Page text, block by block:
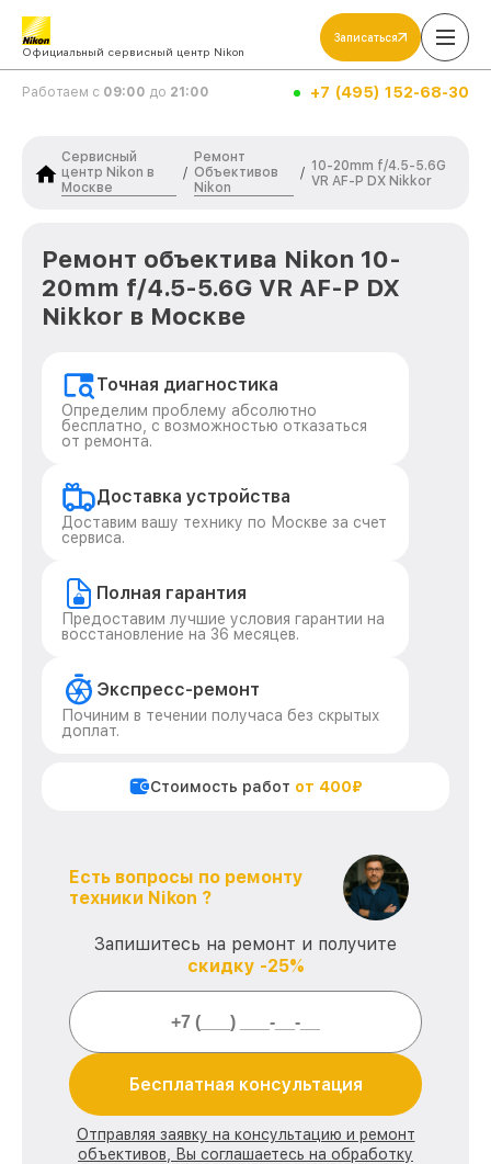
Официальный сервисный центр Nikon
Записаться
Работаем с 09:00 до 21:00 +7 (495) 152-68-30
Сервисный
центр Nikon в
Москве
/
Ремонт
Объективов
Nikon
/ 10-20mm f/4.5-5.6G
VR AF-P DX Nikkor
Ремонт объектива Nikon 10-
20mm f/4.5-5.6G VR AF-P DX
Nikkor в Москве
Точная диагностика
Определим проблему абсолютно
бесплатно, с возможностью отказаться
от ремонта.
Доставка устройства
Доставим вашу технику по Москве за счет
сервиса.
Полная гарантия
Предоставим лучшие условия гарантии на
восстановление на 36 месяцев.
Экспресс-ремонт
Починим в течении получаса без скрытых
доплат.
Стоимость работ от 400₽
Есть вопросы по ремонту
техники Nikon ?
Запишитесь на ремонт и получите
скидку -25%
Бесплатная консультация
Отправляя заявку на консультацию и ремонт
объективов, Вы соглашаетесь на обработку